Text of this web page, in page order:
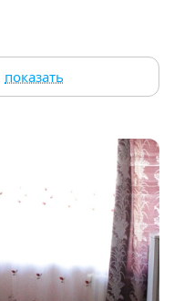
показать